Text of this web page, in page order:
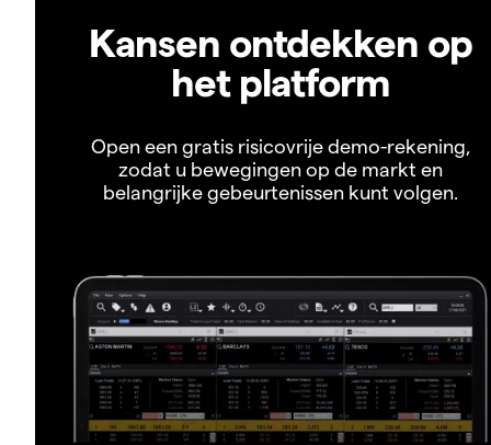
Kansen ontdekken op
het platform
Open een gratis risicovrije demo-rekening,
zodat u bewegingen op de markt en
belangrijke gebeurtenissen kunt volgen.